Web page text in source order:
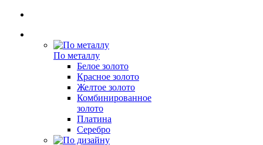
По металлу
Белое золото
Красное золото
Желтое золото
Комбинированное
золото
Платина
Серебро